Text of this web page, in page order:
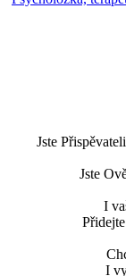
Jste
Jste
I
I